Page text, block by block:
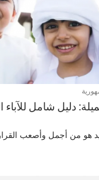
دليل شامل للآباء
هو من أجمل وأصعب